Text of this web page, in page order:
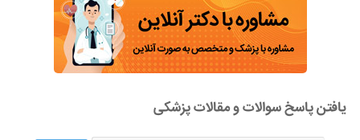
یافتن پاسخ سوالات و مقالات پزشکی